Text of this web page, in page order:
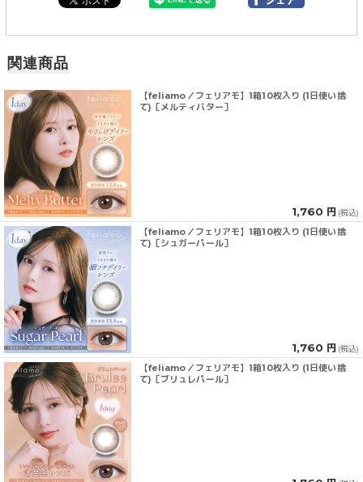
関連商品
【feliamo／フェリアモ】1箱10枚入り (1日使い捨
て)［メルティバター］
1,760 円 (税込)
【feliamo／フェリアモ】1箱10枚入り (1日使い捨
て)［シュガーパール］
1,760 円 (税込)
【feliamo／フェリアモ】1箱10枚入り (1日使い捨
て)［ブリュレパール］